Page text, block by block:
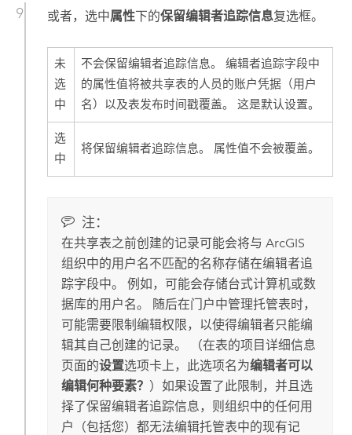
或者，选中属性下的保留编辑者追踪信息复选框。
未
选
中
不会保留编辑者追踪信息。 编辑者追踪字段中
的属性值将被共享表的人员的账户凭据（用户
名）以及表发布时间戳覆盖。 这是默认设置。
选
中
将保留编辑者追踪信息。 属性值不会被覆盖。
注：
在共享表之前创建的记录可能会将与 ArcGIS
组织中的用户名不匹配的名称存储在编辑者追
踪字段中。 例如，可能会存储台式计算机或数
据库的用户名。 随后在门户中管理托管表时，
可能需要限制编辑权限，以使得编辑者只能编
辑其自己创建的记录。 （在表的项目详细信息
页面的设置选项卡上，此选项名为编辑者可以
编辑何种要素？ ）如果设置了此限制，并且选
择了保留编辑者追踪信息，则组织中的任何用
户（包括您）都无法编辑托管表中的现有记